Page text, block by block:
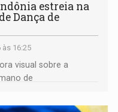
estreia na
Dança de
16:25
visual sobre a
de